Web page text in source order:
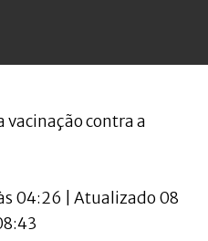
vacinação contra a
04:26 | Atualizado 08